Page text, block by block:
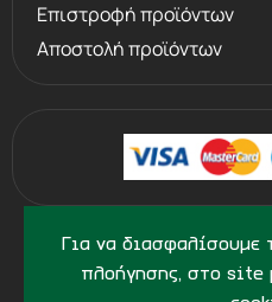
Για να διασφαλίσουμε
πλοήγησης, στο site
Επιστροφή προϊόντων
Αποστολή προϊόντων
© 2013 - 2026